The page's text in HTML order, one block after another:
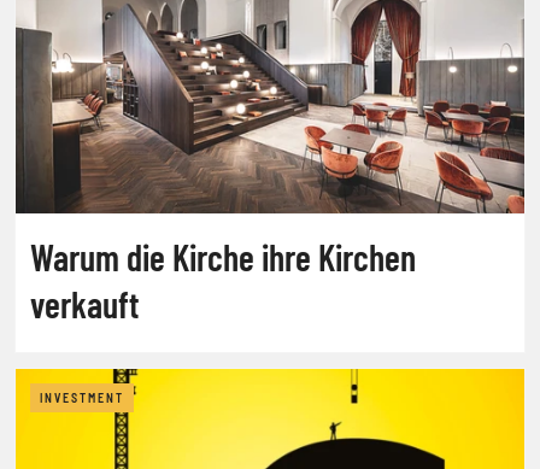
Warum die Kirche ihre Kirchen
verkauft
INVESTMENT